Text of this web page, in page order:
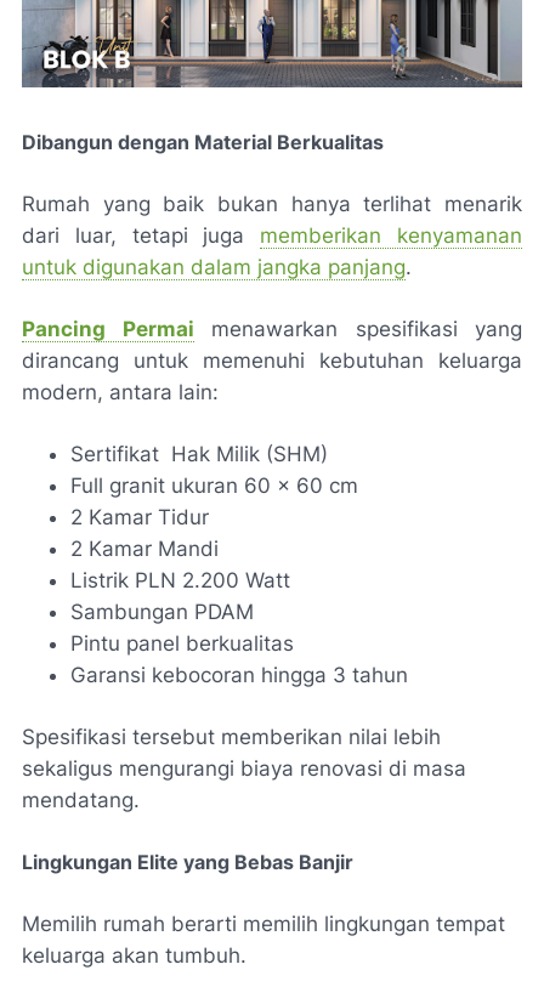
Dibangun dengan Material Berkualitas
Rumah yang baik bukan hanya terlihat menarik
dari luar, tetapi juga memberikan kenyamanan
untuk digunakan dalam jangka panjang.
Pancing Permai menawarkan spesifikasi yang
dirancang untuk memenuhi kebutuhan keluarga
modern, antara lain:
Sertifikat Hak Milik (SHM)
Full granit ukuran 60 x 60 cm
2 Kamar Tidur
2 Kamar Mandi
Listrik PLN 2.200 Watt
Sambungan PDAM
Pintu panel berkualitas
Garansi kebocoran hingga 3 tahun
Spesifikasi tersebut memberikan nilai lebih
sekaligus mengurangi biaya renovasi di masa
mendatang.
Lingkungan Elite yang Bebas Banjir
Memilih rumah berarti memilih lingkungan tempat
keluarga akan tumbuh.